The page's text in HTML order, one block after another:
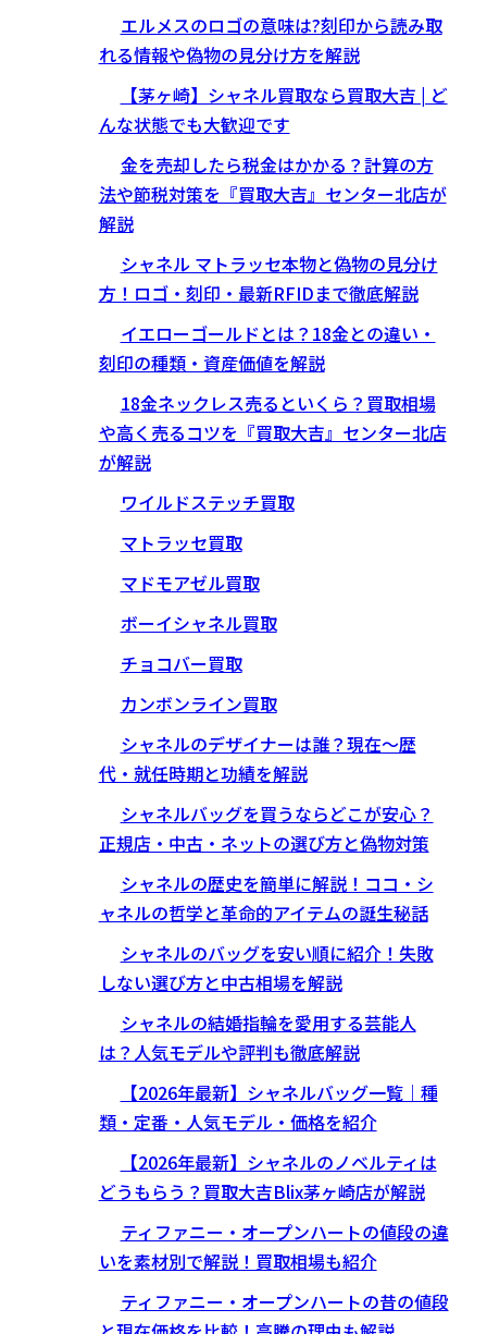
エルメスのロゴの意味は?刻印から読み取
れる情報や偽物の見分け方を解説
【茅ヶ崎】シャネル買取なら買取大吉 | ど
んな状態でも大歓迎です
金を売却したら税金はかかる？計算の方
法や節税対策を『買取大吉』センター北店が
解説
シャネル マトラッセ本物と偽物の見分け
方！ロゴ・刻印・最新RFIDまで徹底解説
イエローゴールドとは？18金との違い・
刻印の種類・資産価値を解説
18金ネックレス売るといくら？買取相場
や高く売るコツを『買取大吉』センター北店
が解説
ワイルドステッチ買取
マトラッセ買取
マドモアゼル買取
ボーイシャネル買取
チョコバー買取
カンボンライン買取
シャネルのデザイナーは誰？現在〜歴
代・就任時期と功績を解説
シャネルバッグを買うならどこが安心？
正規店・中古・ネットの選び方と偽物対策
シャネルの歴史を簡単に解説！ココ・シ
ャネルの哲学と革命的アイテムの誕生秘話
シャネルのバッグを安い順に紹介！失敗
しない選び方と中古相場を解説
シャネルの結婚指輪を愛用する芸能人
は？人気モデルや評判も徹底解説
【2026年最新】シャネルバッグ一覧｜種
類・定番・人気モデル・価格を紹介
【2026年最新】シャネルのノベルティは
どうもらう？買取大吉Blix茅ヶ崎店が解説
ティファニー・オープンハートの値段の違
いを素材別で解説！買取相場も紹介
ティファニー・オープンハートの昔の値段